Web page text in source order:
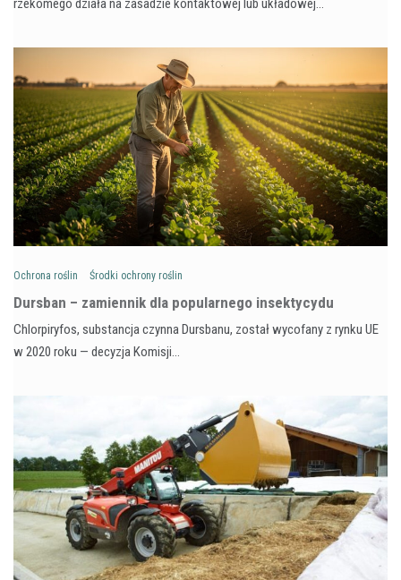
rzekomego działa na zasadzie kontaktowej lub układowej…
Ochrona roślin Środki ochrony roślin
Dursban – zamiennik dla popularnego insektycydu
Chlorpiryfos, substancja czynna Dursbanu, został wycofany z rynku UE
w 2020 roku — decyzja Komisji…